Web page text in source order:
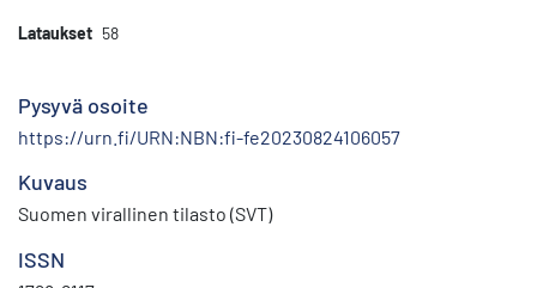
Lataukset 58
Pysyvä osoite
https://urn.fi/URN:NBN:fi-fe20230824106057
Kuvaus
Suomen virallinen tilasto (SVT)
ISSN